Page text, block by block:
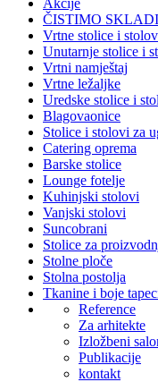
Akcije
ČISTIMO
Vrtne stolice i
Unutarnje stolice i
Vrtni namještaj
Vrtne ležaljke
Uredske stolice i
Blagovaonice
Stolice i stolovi za
Catering oprema
Barske stolice
Lounge fotelje
Kuhinjski stolovi
Vanjski stolovi
Suncobrani
Stolice za
Stolne ploče
Stolna postolja
Tkanine i boje
Reference
Za arhitekte
Izložbeni
Publikacije
kontakt